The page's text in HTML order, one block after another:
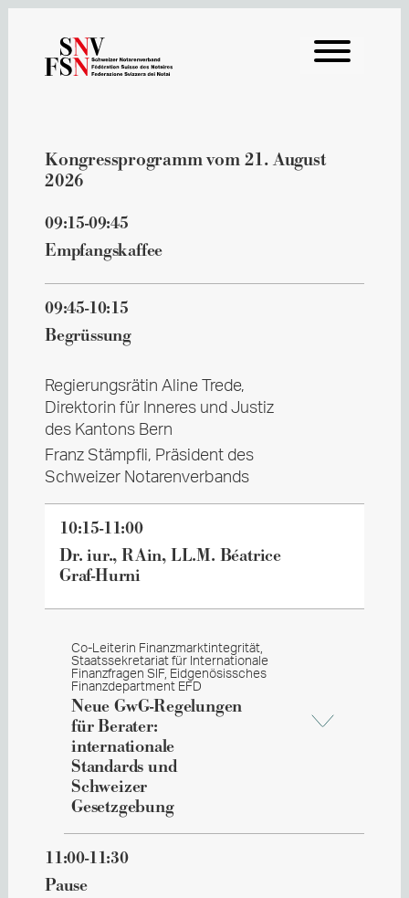
Kongressprogramm vom 21. August
2026
09:15-09:45
Empfangskaffee
09:45-10:15
Begrüssung
Regierungsrätin Aline Trede,
Direktorin für Inneres und Justiz
des Kantons Bern
Franz Stämpfli, Präsident des
Schweizer Notarenverbands
10:15-11:00
Dr. iur., RAin, LL.M. Béatrice
Graf-Hurni
Co-Leiterin Finanzmarktintegrität,
Staatssekretariat für Internationale
Finanzfragen SIF, Eidgenösissches
Finanzdepartment EFD
Neue GwG-Regelungen
für Berater:
internationale
Standards und
Schweizer
Gesetzgebung
11:00-11:30
Pause